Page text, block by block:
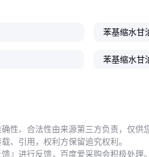
接触皮肤后立即
：正确的使
方更简单，而不是带
苯基缩水甘
苯基缩水甘
性、合法性由来源第三方负责，仅供
、引用，权利方保留追究权利。
』进行反馈，百度爱采购会积极处理。